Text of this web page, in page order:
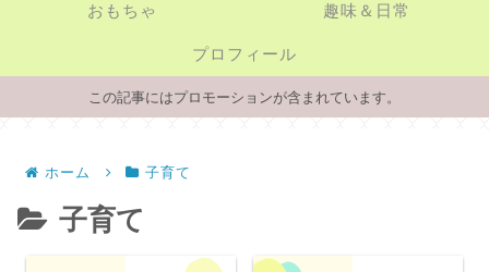
おもちゃ 趣味＆日常
プロフィール
この記事にはプロモーションが含まれています。
ホーム 子育て
子育て